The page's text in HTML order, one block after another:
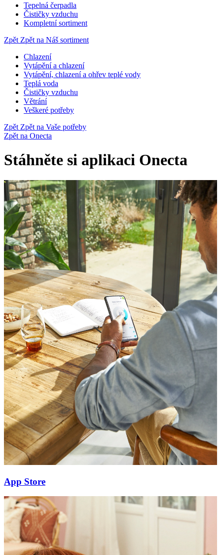
Tepelná čerpadla
Čističky vzduchu
Kompletní sortiment
Zpět Zpět na Náš sortiment
Chlazení
Vytápění a chlazení
Vytápění, chlazení a ohřev teplé vody
Teplá voda
Čističky vzduchu
Větrání
Veškeré potřeby
Zpět Zpět na Vaše potřeby
Zpět na Onecta
Stáhněte si aplikaci Onecta
App Store